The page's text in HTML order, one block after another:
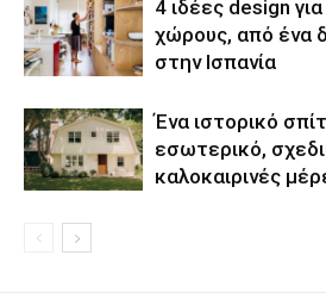
4 ιδέες design
χώρους, από ένα
στην Ισπανία
Ένα ιστορικό
εσωτερικό,
καλοκαιρινές